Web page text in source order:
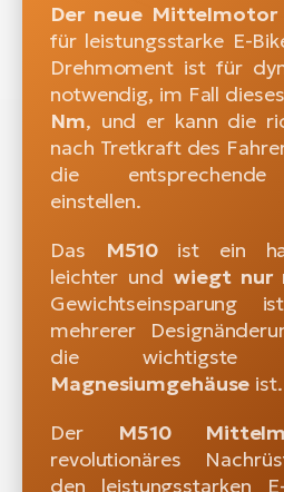
Der neue Mittelmotor
für leistungsstarke E-
Drehmoment ist für
notwendig, im Fall
Nm, und er kann die
nach Tretkraft des
die entsprechende
einstellen.
Das
M510 ist ein
leichter undwiegt nur
Gewichtseinsparung
mehrerer
die
Magnesiumgehäuse ist.
Der M510
revolutionäres
den leistungsstarken